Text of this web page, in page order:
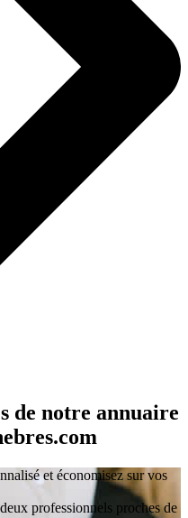
de notre annuaire
et économisez sur vos
professionnels proches de